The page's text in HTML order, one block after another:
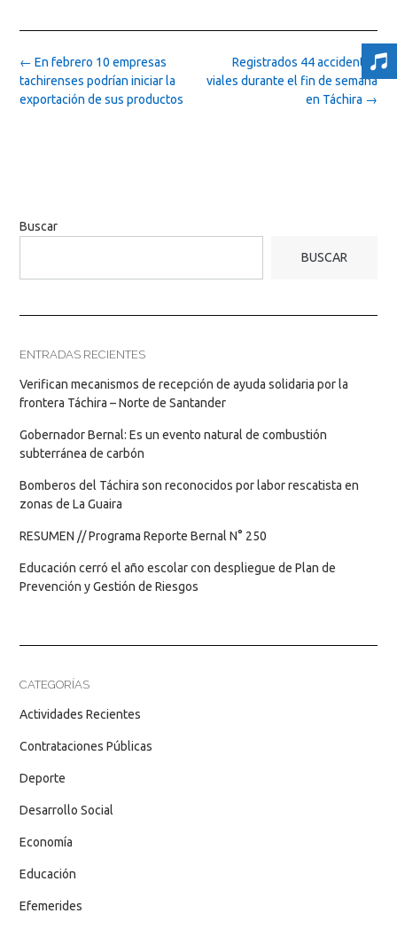
Post
navigation
Registrados 44 accidentes
viales durante el fin de semana
en Táchira →
← En febrero 10 empresas
tachirenses podrían iniciar la
exportación de sus productos
Buscar
BUSCAR
ENTRADAS RECIENTES
Verifican mecanismos de recepción de ayuda solidaria por la
frontera Táchira – Norte de Santander
Gobernador Bernal: Es un evento natural de combustión
subterránea de carbón
Bomberos del Táchira son reconocidos por labor rescatista en
zonas de La Guaira
RESUMEN // Programa Reporte Bernal N° 250
Educación cerró el año escolar con despliegue de Plan de
Prevención y Gestión de Riesgos
CATEGORÍAS
Actividades Recientes
Contrataciones Públicas
Deporte
Desarrollo Social
Economía
Educación
Efemerides